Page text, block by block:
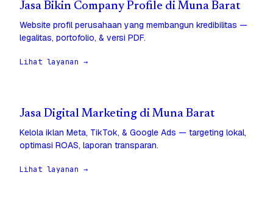
Jasa Bikin Company Profile di Muna Barat
Website profil perusahaan yang membangun kredibilitas —
legalitas, portofolio, & versi PDF.
Lihat layanan →
Jasa Digital Marketing di Muna Barat
Kelola iklan Meta, TikTok, & Google Ads — targeting lokal,
optimasi ROAS, laporan transparan.
Lihat layanan →